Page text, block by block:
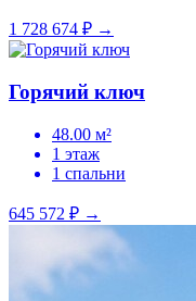
1 728 674 ₽ →
Горячий ключ
48.00 м²
1 этаж
1 спальни
645 572 ₽ →